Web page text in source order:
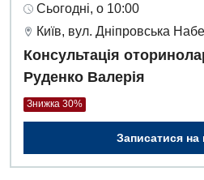
Сьогодні, о 10:00
Київ, вул. Дніпровська
Консультація
Руденко Валерія
Знижка 30%
Записатися